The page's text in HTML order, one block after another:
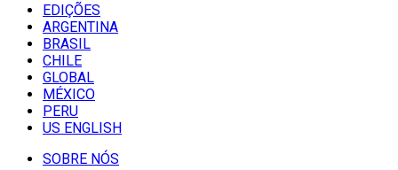
EDIÇÕES
ARGENTINA
BRASIL
CHILE
GLOBAL
MÉXICO
PERU
US ENGLISH
SOBRE NÓS